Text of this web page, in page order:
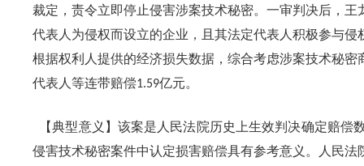
裁定，责令立即停止侵害涉案技术秘密。一审判决后，
代表人为侵权而设立的企业，且其法定代表人积极参与
根据权利人提供的经济损失数据，综合考虑涉案技术秘
代表人等连带赔偿1.59亿元。
【典型意义】该案是人民法院历史上生效判决确定赔偿
侵害技术秘密案件中认定损害赔偿具有参考意义。人民